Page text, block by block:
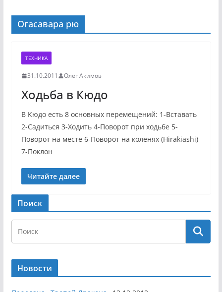
Огасавара рю
ТЕХНИКА
31.10.2011 Олег Акимов
Ходьба в Кюдо
В Кюдо есть 8 основных перемещений: 1-Вставать
2-Садиться 3-Ходить 4-Поворот при ходьбе 5-
Поворот на месте 6-Поворот на коленях (Hirakiashi)
7-Поклон
Читайте далее
Поиск
Новости